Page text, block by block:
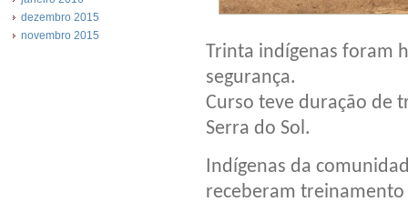
dezembro 2015
novembro 2015
Trinta indígenas foram
segurança.
Curso teve duração de
Serra do Sol.
Indígenas da
receberam